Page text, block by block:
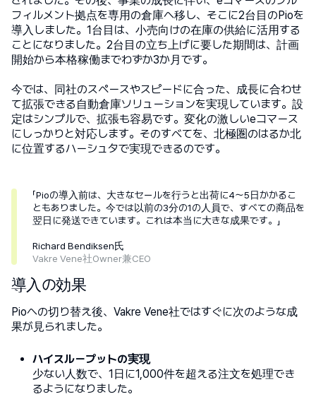
フィルメント拠点を専用の倉庫へ移し、そこに2台目のPioを
導入しました。1台目は、小売向けの在庫の供給に活用する
ことになりました。2台目の立ち上げに要した期間は、計画
開始から本格稼働までわずか3か月です。
今では、同社のスペースやスピードに合った、成長に合わせ
て拡張できる自動倉庫ソリューションを実現しています。設
定はシンプルで、拡張も容易です。変化の激しいeコマース
にしっかりと対応します。そのすべてを、北極圏のはるか北
に位置するハーシュタで実現できるのです。
「Pioの導入前は、大きなセールを行うと出荷に4～5日かかるこ
ともありました。今では以前の3分の1の人員で、すべての商品を
翌日に発送できています。これは本当に大きな成果です。」
Richard Bendiksen氏
Vakre Vene社Owner兼CEO
導入の効果
Pioへの切り替え後、Vakre Vene社ではすぐに次のような成
果が見られました。
ハイスループットの実現
少ない人数で、1日に1,000件を超える注文を処理でき
るようになりました。